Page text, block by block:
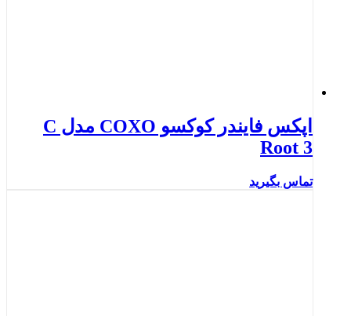
اپکس فایندر کوکسو COXO مدل C
Root 3
تماس بگیرید